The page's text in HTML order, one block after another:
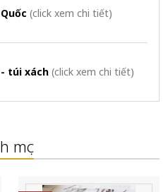
(click xem chi tiết)
túi xách (click xem chi tiết)
mục